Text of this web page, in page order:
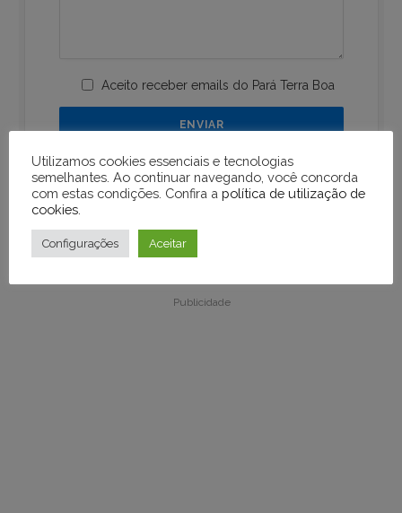
Aceito receber emails do Pará Terra Boa
Publicidade
Publicidade
Utilizamos cookies essenciais e tecnologias
semelhantes. Ao continuar navegando, você concorda
com estas condições. Confira a política de utilização de
cookies
Configurações Aceitar